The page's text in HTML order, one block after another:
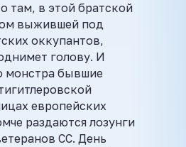
там, в этой братской
выжившей под
оккупантов,
голову. И
монстра бывшие
европейских
раздаются лозунги
СС. День